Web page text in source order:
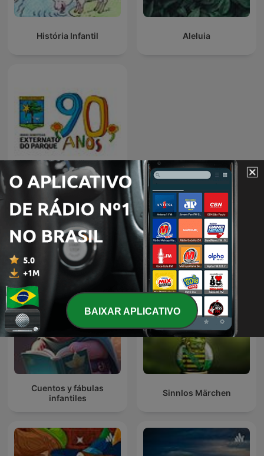
História Infantil Aleluia
90 anos Externato do
Parque
Podcasts internacionais de Crianças e
família
Cuentos y fábulas
infantiles
Sinnlos Märchen
BAIXAR APLICATIVO